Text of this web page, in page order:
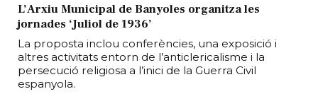
L’Arxiu Municipal de Banyoles organitza les
jornades ‘Juliol de 1936’
La proposta inclou conferències, una exposició i
altres activitats entorn de l’anticlericalisme i la
persecució religiosa a l’inici de la Guerra Civil
espanyola.